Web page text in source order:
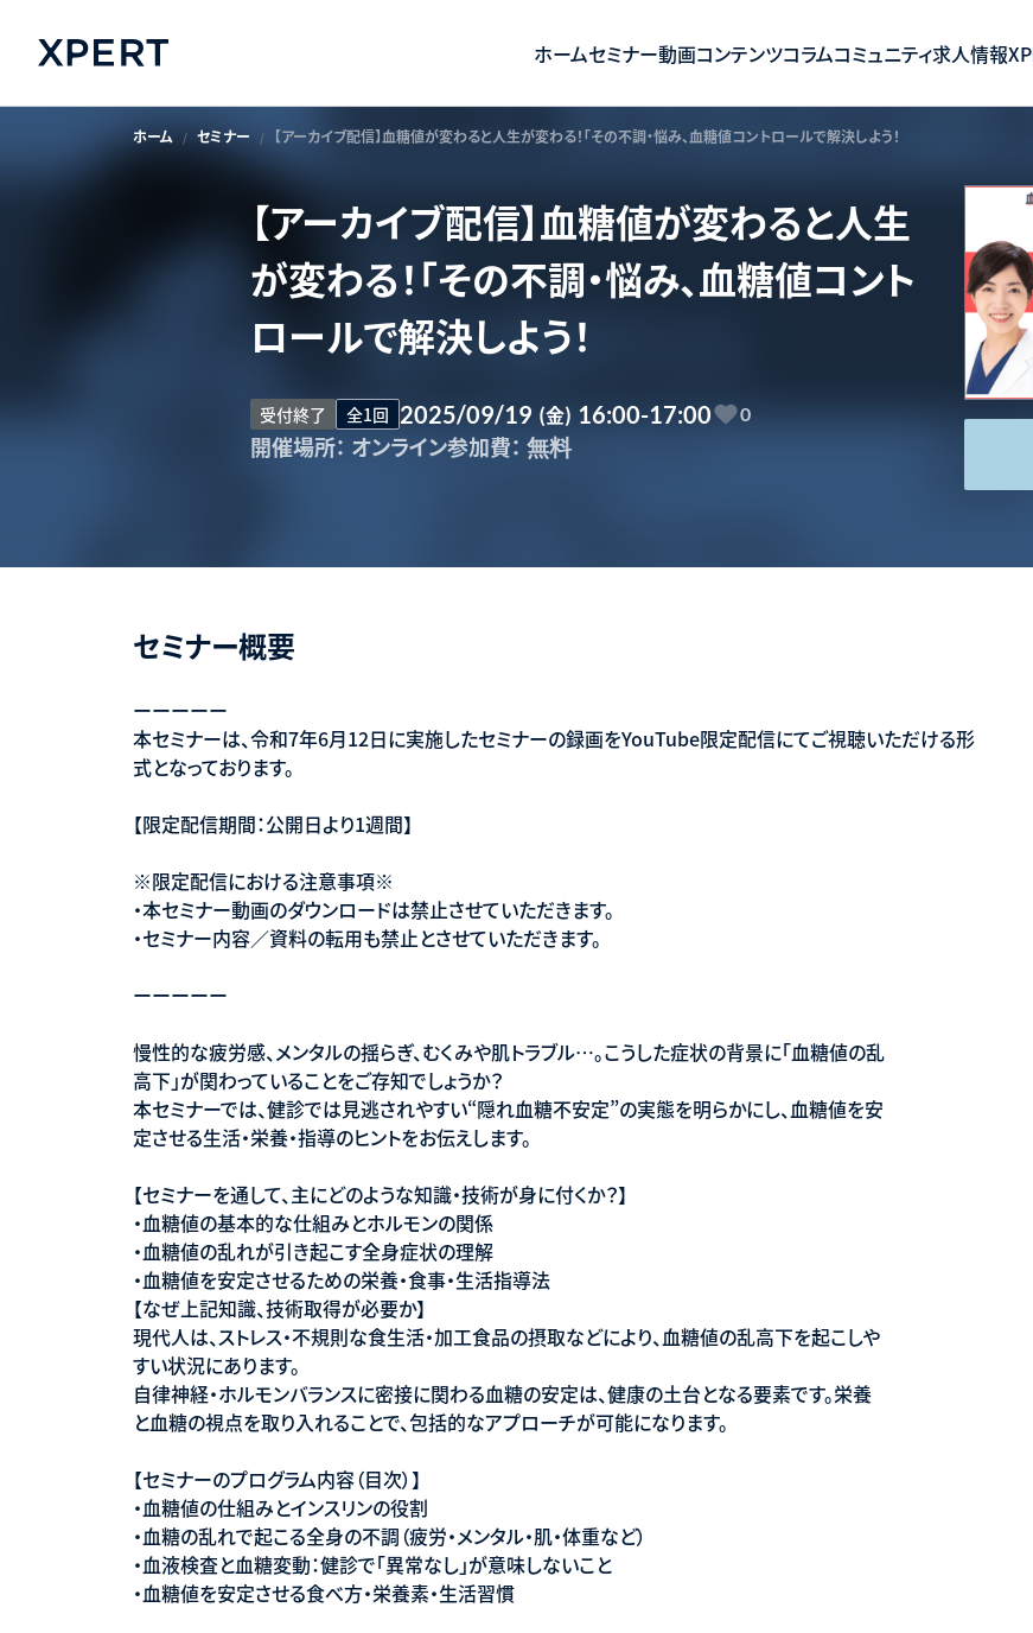
ホームセミナー動画コンテンツコラムコミュニティ求人情報
ホーム セミナー 【アーカイブ配信】血糖値が変わると人生が変わる！「その不調・悩み、血糖値コントロールで解決しよう！
【アーカイブ配信】血糖値が変わると人生
が変わる！「その不調・悩み、血糖値コント
ロールで解決しよう！
受付終了 全1回 2025/09/19 (金) 16:00-17:00 0
開催場所： オンライン参加費： 無料
セミナー概要
ーーーーー
本セミナーは、令和7年6月12日に実施したセミナーの録画をYouTube限定配信にてご視聴いただける形
式となっております。
【限定配信期間：公開日より1週間】
※限定配信における注意事項※
・本セミナー動画のダウンロードは禁止させていただきます。
・セミナー内容／資料の転用も禁止とさせていただきます。
ーーーーー
慢性的な疲労感、メンタルの揺らぎ、むくみや肌トラブル…。こうした症状の背景に「血糖値の乱
高下」が関わっていることをご存知でしょうか？
本セミナーでは、健診では見逃されやすい“隠れ血糖不安定”の実態を明らかにし、血糖値を安
定させる生活・栄養・指導のヒントをお伝えします。
【セミナーを通して、主にどのような知識・技術が身に付くか？】
・血糖値の基本的な仕組みとホルモンの関係
・血糖値の乱れが引き起こす全身症状の理解
・血糖値を安定させるための栄養・食事・生活指導法
【なぜ上記知識、技術取得が必要か】
現代人は、ストレス・不規則な食生活・加工食品の摂取などにより、血糖値の乱高下を起こしや
すい状況にあります。
自律神経・ホルモンバランスに密接に関わる血糖の安定は、健康の土台となる要素です。栄養
と血糖の視点を取り入れることで、包括的なアプローチが可能になります。
【セミナーのプログラム内容（目次）】
・血糖値の仕組みとインスリンの役割
・血糖の乱れで起こる全身の不調（疲労・メンタル・肌・体重など）
・血液検査と血糖変動：健診で「異常なし」が意味しないこと
・血糖値を安定させる食べ方・栄養素・生活習慣